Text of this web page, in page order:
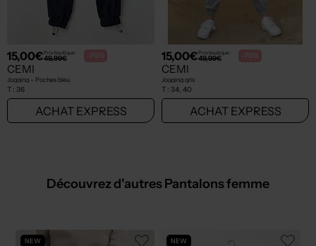
15,00€Prix boutique :
49,99€ -70%
CEMI
Jogging - Poches bleu
T : 36
ACHAT EXPRESS
15,00€Prix boutique :
49,99€ -70%
CEMI
Jogging gris
T : 34, 40
ACHAT EXPRESS
Découvrez d'autres Pantalons femme
NEW NEW